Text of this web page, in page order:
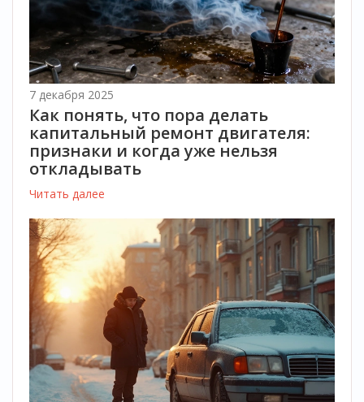
7 декабря 2025
Как понять, что пора делать
капитальный ремонт двигателя:
признаки и когда уже нельзя
откладывать
Читать далее